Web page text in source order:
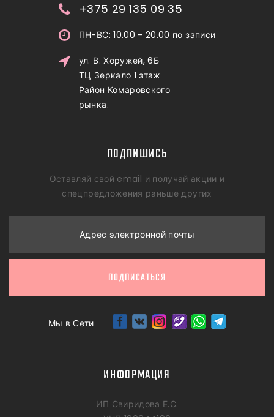
+375 29 135 09 35
ПН-ВС: 10.00 - 20.00 по записи
ул. В. Хоружей, 6Б
ТЦ Зеркало 1 этаж
Район Комаровского
рынка.
ПОДПИШИСЬ
Оставляй свой email и получай акции и
спецпредложения раньше других
Адрес электронной почты
ПОДПИСАТЬСЯ
Мы в Сети
ИНФОРМАЦИЯ
ИП Свиридова Е.С.